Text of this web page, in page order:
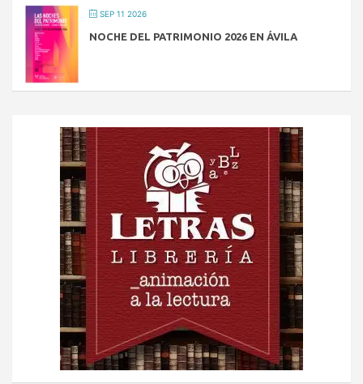
SEP 11 2026
NOCHE DEL PATRIMONIO 2026 EN ÁVILA